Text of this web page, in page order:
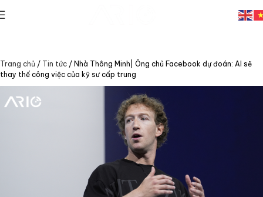
Trang chủ / Tin tức / Nhà Thông Minh| Ông chủ Facebook dự đoán: AI sẽ
thay thế công việc của kỹ sư cấp trung